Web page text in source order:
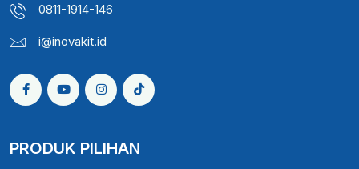
0811-1914-146
i@inovakit.id
PRODUK PILIHAN